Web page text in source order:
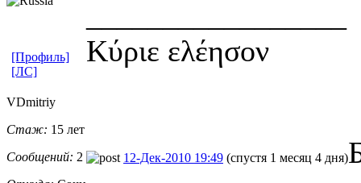
Κύριε ελέησον
[Профиль]
[ЛС]
VDmitriy
Стаж: 15 лет
Сообщений: 2
12-Дек-2010 19:49 (спустя 1 месяц 4 дня)